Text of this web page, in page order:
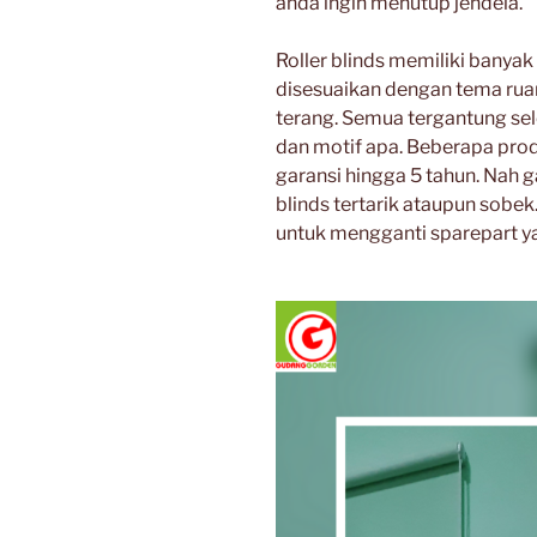
Roller blinds memiliki
disesuaikan dengan tema
terang. Semua tergantung
dan motif apa. Beberapa
garansi hingga 5 tahun. Nah
blinds tertarik ataupun
untuk mengganti sparepart